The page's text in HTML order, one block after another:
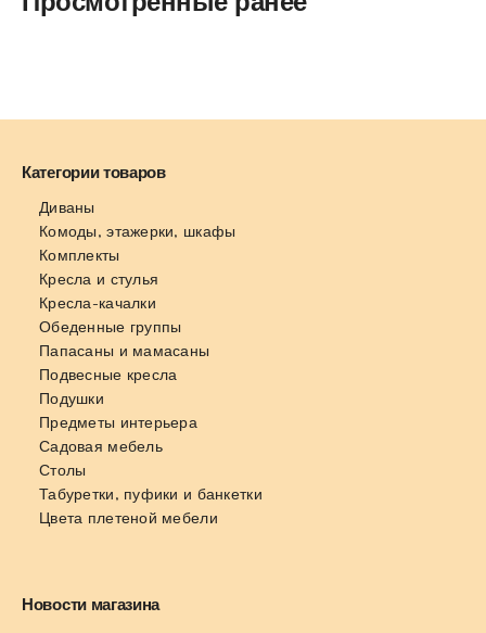
Категории товаров
Диваны
Комоды, этажерки, шкафы
Комплекты
Кресла и стулья
Кресла-качалки
Обеденные группы
Папасаны и мамасаны
Подвесные кресла
Подушки
Предметы интерьера
Садовая мебель
Столы
Табуретки, пуфики и банкетки
Цвета плетеной мебели
Новости магазина